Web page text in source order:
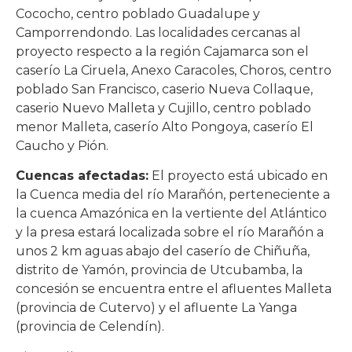
Cococho, centro poblado Guadalupe y
Camporrendondo. Las localidades cercanas al
proyecto respecto a la región Cajamarca son el
caserío La Ciruela, Anexo Caracoles, Choros, centro
poblado San Francisco, caserio Nueva Collaque,
caserio Nuevo Malleta y Cujillo, centro poblado
menor Malleta, caserío Alto Pongoya, caserío El
Caucho y Pión.
Cuencas afectadas: El proyecto está ubicado en
la Cuenca media del río Marañón, perteneciente a
la cuenca Amazónica en la vertiente del Atlántico
y la presa estará localizada sobre el río Marañón a
unos 2 km aguas abajo del caserío de Chiñuña,
distrito de Yamón, provincia de Utcubamba, la
concesión se encuentra entre el afluentes Malleta
(provincia de Cutervo) y el afluente La Yanga
(provincia de Celendín).